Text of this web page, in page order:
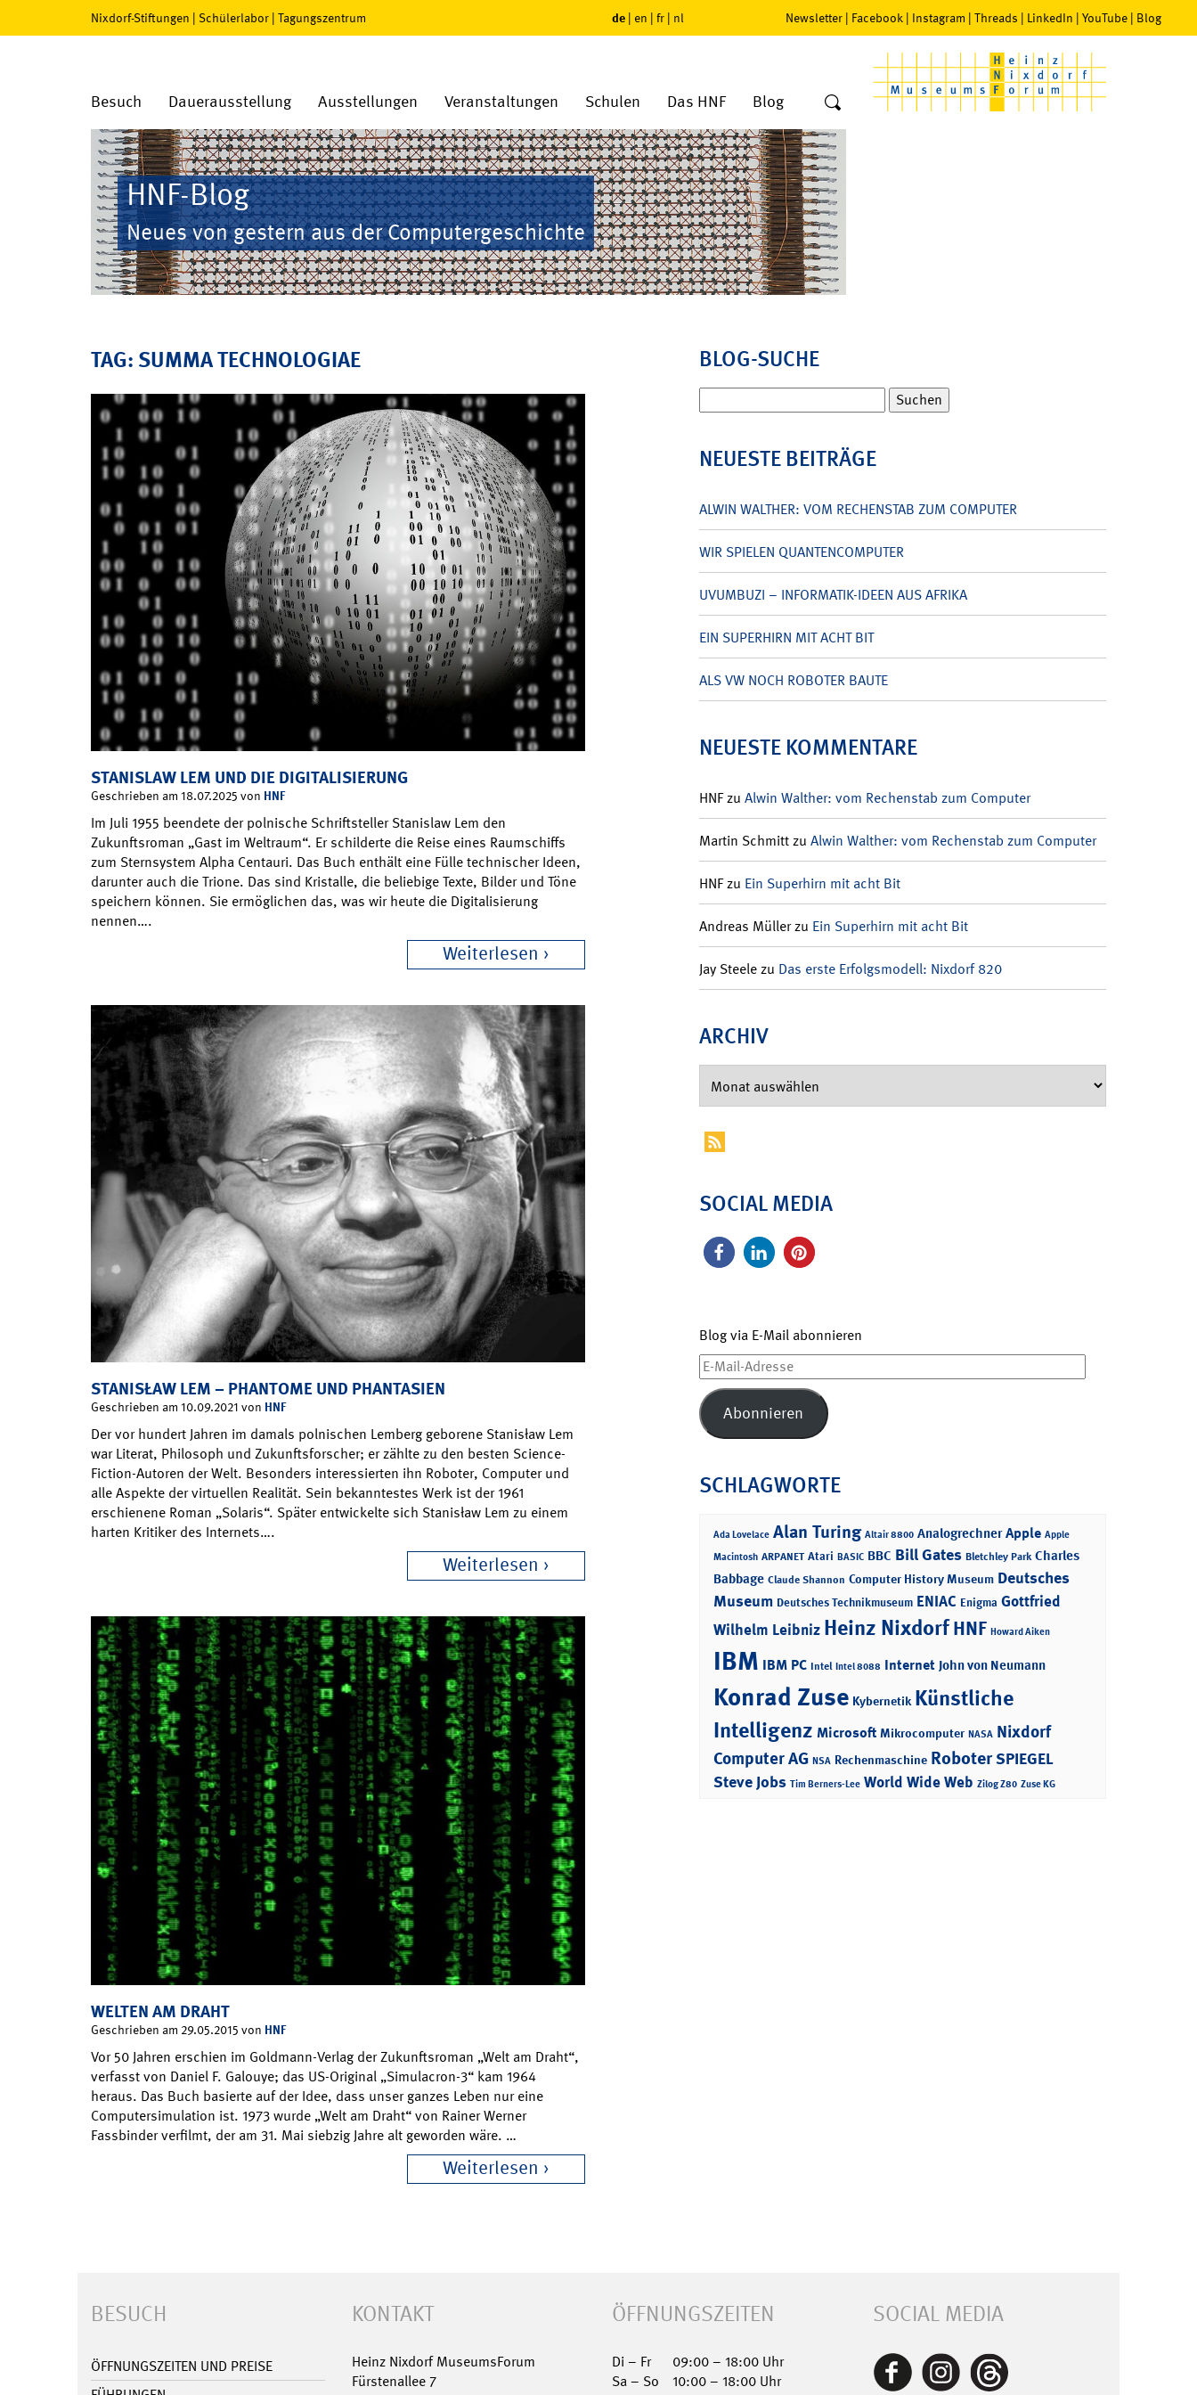
Nixdorf-Stiftungen | Schülerlabor | Tagungszentrum de | en | fr | nl Newsletter | Facebook | Instagram | Threads | LinkedIn | YouTube | Blog
Besuch Dauerausstellung Ausstellungen Veranstaltungen Schulen Das HNF Blog
HNF-Blog
Neues von gestern aus der Computergeschichte
TAG: SUMMA TECHNOLOGIAE
STANISLAW LEM UND DIE DIGITALISIERUNG
Geschrieben am 18.07.2025 von HNF
Im Juli 1955 beendete der polnische Schriftsteller Stanislaw Lem den
Zukunftsroman „Gast im Weltraum“. Er schilderte die Reise eines Raumschiffs
zum Sternsystem Alpha Centauri. Das Buch enthält eine Fülle technischer Ideen,
darunter auch die Trione. Das sind Kristalle, die beliebige Texte, Bilder und Töne
speichern können. Sie ermöglichen das, was wir heute die Digitalisierung
nennen….
Weiterlesen
STANISŁAW LEM – PHANTOME UND PHANTASIEN
Geschrieben am 10.09.2021 von HNF
Der vor hundert Jahren im damals polnischen Lemberg geborene Stanisław Lem
war Literat, Philosoph und Zukunftsforscher; er zählte zu den besten Science-
Fiction-Autoren der Welt. Besonders interessierten ihn Roboter, Computer und
alle Aspekte der virtuellen Realität. Sein bekanntestes Werk ist der 1961
erschienene Roman „Solaris“. Später entwickelte sich Stanisław Lem zu einem
harten Kritiker des Internets….
Weiterlesen
WELTEN AM DRAHT
Geschrieben am 29.05.2015 von HNF
Vor 50 Jahren erschien im Goldmann-Verlag der Zukunftsroman „Welt am Draht“,
verfasst von Daniel F. Galouye; das US-Original „Simulacron-3“ kam 1964
heraus. Das Buch basierte auf der Idee, dass unser ganzes Leben nur eine
Computersimulation ist. 1973 wurde „Welt am Draht“ von Rainer Werner
Fassbinder verfilmt, der am 31. Mai siebzig Jahre alt geworden wäre. …
Weiterlesen
BLOG-SUCHE
nach:
NEUESTE BEITRÄGE
ALWIN WALTHER: VOM RECHENSTAB ZUM COMPUTER
WIR SPIELEN QUANTENCOMPUTER
UVUMBUZI – INFORMATIK-IDEEN AUS AFRIKA
EIN SUPERHIRN MIT ACHT BIT
ALS VW NOCH ROBOTER BAUTE
NEUESTE KOMMENTARE
HNFzu Alwin Walther: vom Rechenstab zum Computer
Martin Schmittzu Alwin Walther: vom Rechenstab zum Computer
HNFzu Ein Superhirn mit acht Bit
Andreas Müllerzu Ein Superhirn mit acht Bit
Jay Steelezu Das erste Erfolgsmodell: Nixdorf 820
ARCHIV
SOCIAL MEDIA
Blog via E-Mail abonnieren
E-
Mail-
Adresse
Abonnieren
SCHLAGWORTE
Ada Lovelace Alan Turing Altair 8800 Analogrechner Apple Apple
Macintosh ARPANET Atari BASIC BBC Bill Gates Bletchley Park Charles
Babbage Claude Shannon Computer History Museum Deutsches
Museum Deutsches Technikmuseum ENIAC Enigma Gottfried
Wilhelm Leibniz Heinz NixdorfHNF Howard Aiken
IBM IBM PC Intel Intel 8088 Internet John von Neumann
Konrad Zuse Kybernetik Künstliche
Intelligenz Microsoft Mikrocomputer NASA Nixdorf
Computer AG NSA Rechenmaschine RoboterSPIEGEL
Steve Jobs Tim Berners-Lee World Wide Web Zilog Z80 Zuse KG
BESUCH
ÖFFNUNGSZEITEN UND PREISE
KONTAKT
Heinz Nixdorf MuseumsForum
Fürstenallee 7
ÖFFNUNGSZEITEN
Di – Fr
09:00 – 18:00 Uhr
Sa – So
10:00 – 18:00 Uhr
SOCIAL MEDIA